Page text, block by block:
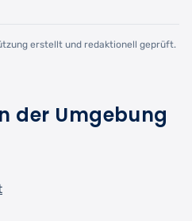
erstellt und redaktionell geprüft.
der Umgebung